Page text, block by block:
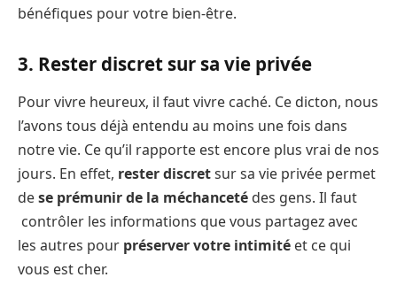
bénéfiques pour votre bien-être.
3. Rester discret sur sa vie privée
Pour vivre heureux, il faut vivre caché. Ce dicton, nous
l’avons tous déjà entendu au moins une fois dans
notre vie. Ce qu’il rapporte est encore plus vrai de nos
jours. En effet, rester discretsur sa vie privée permet
dese prémunir de la méchanceté des gens. Il faut
contrôler les informations que vous partagez avec
les autres pour préserver votre intimité et ce qui
vous est cher.